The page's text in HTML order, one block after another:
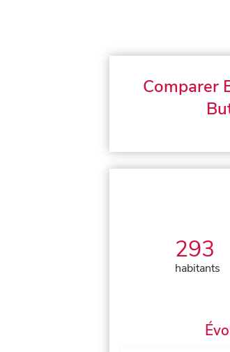
Comparer
293
habitants